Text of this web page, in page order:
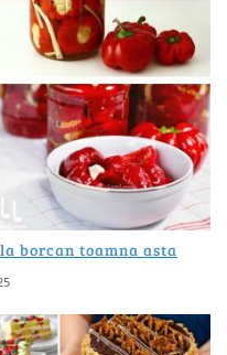
borcan toamna asta